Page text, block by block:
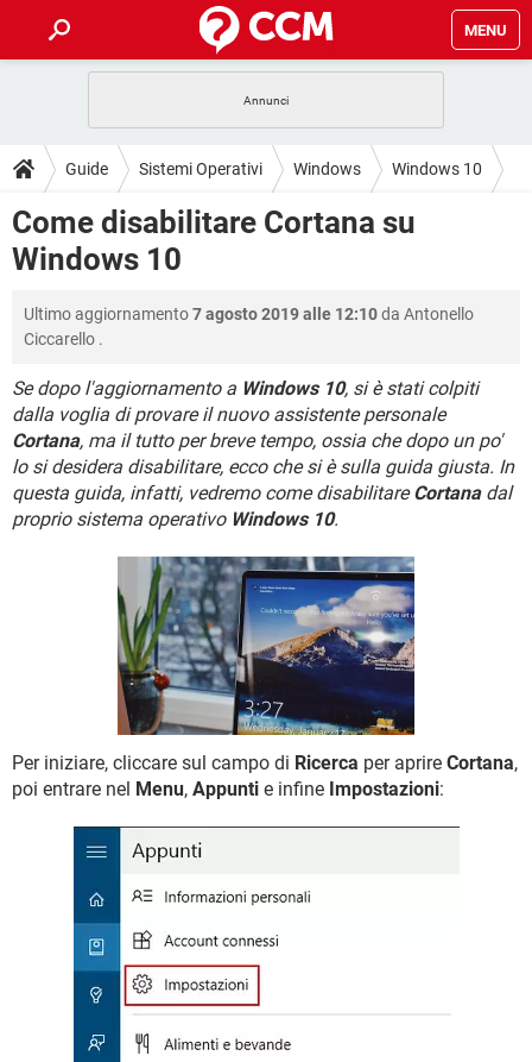
MENU
INTRATTENIMENTO ANDROID
iOS WINDOWS 10
INSTAGRAM
HARDWARE
GUIDE
COVID-19
INTRATTENIMENTO ANDROID
INSTAGRAM WHATSAPP
HARDWARE
DOWNLOAD
COVID-19
iOS
INSTAGRAM WHATSAPP
TIKTOK FACEBOOK
HARDWARE
FORUM
COVID-19 GAMING
iOS WINDOWS 10
INSTAGRAM WHATSAPP
TIKTOK FACEBOOK
HARDWARE
GLOSSARIO
COVID-19 GAMING
INTRATTENIMENTO ANDROID
iOS WINDOWS 10
INSTAGRAM WHATSAPP
Guide Sistemi Operativi Windows Windows 10
Come disabilitare Cortana su
Windows 10
Ultimo aggiornamento7 agosto 2019 alle 12:10da Antonello
Ciccarello .
Se dopo l'aggiornamento a Windows 10, si è stati colpiti
dalla voglia di provare il nuovo assistente personale
Cortana, ma il tutto per breve tempo, ossia che dopo un po'
lo si desidera disabilitare, ecco che si è sulla guida giusta. In
questa guida, infatti, vedremo come disabilitareCortanadal
proprio sistema operativo Windows 10.
Per iniziare, cliccare sul campo di Ricerca per aprire Cortana,
poi entrare nel Menu, Appunti e infine Impostazioni: